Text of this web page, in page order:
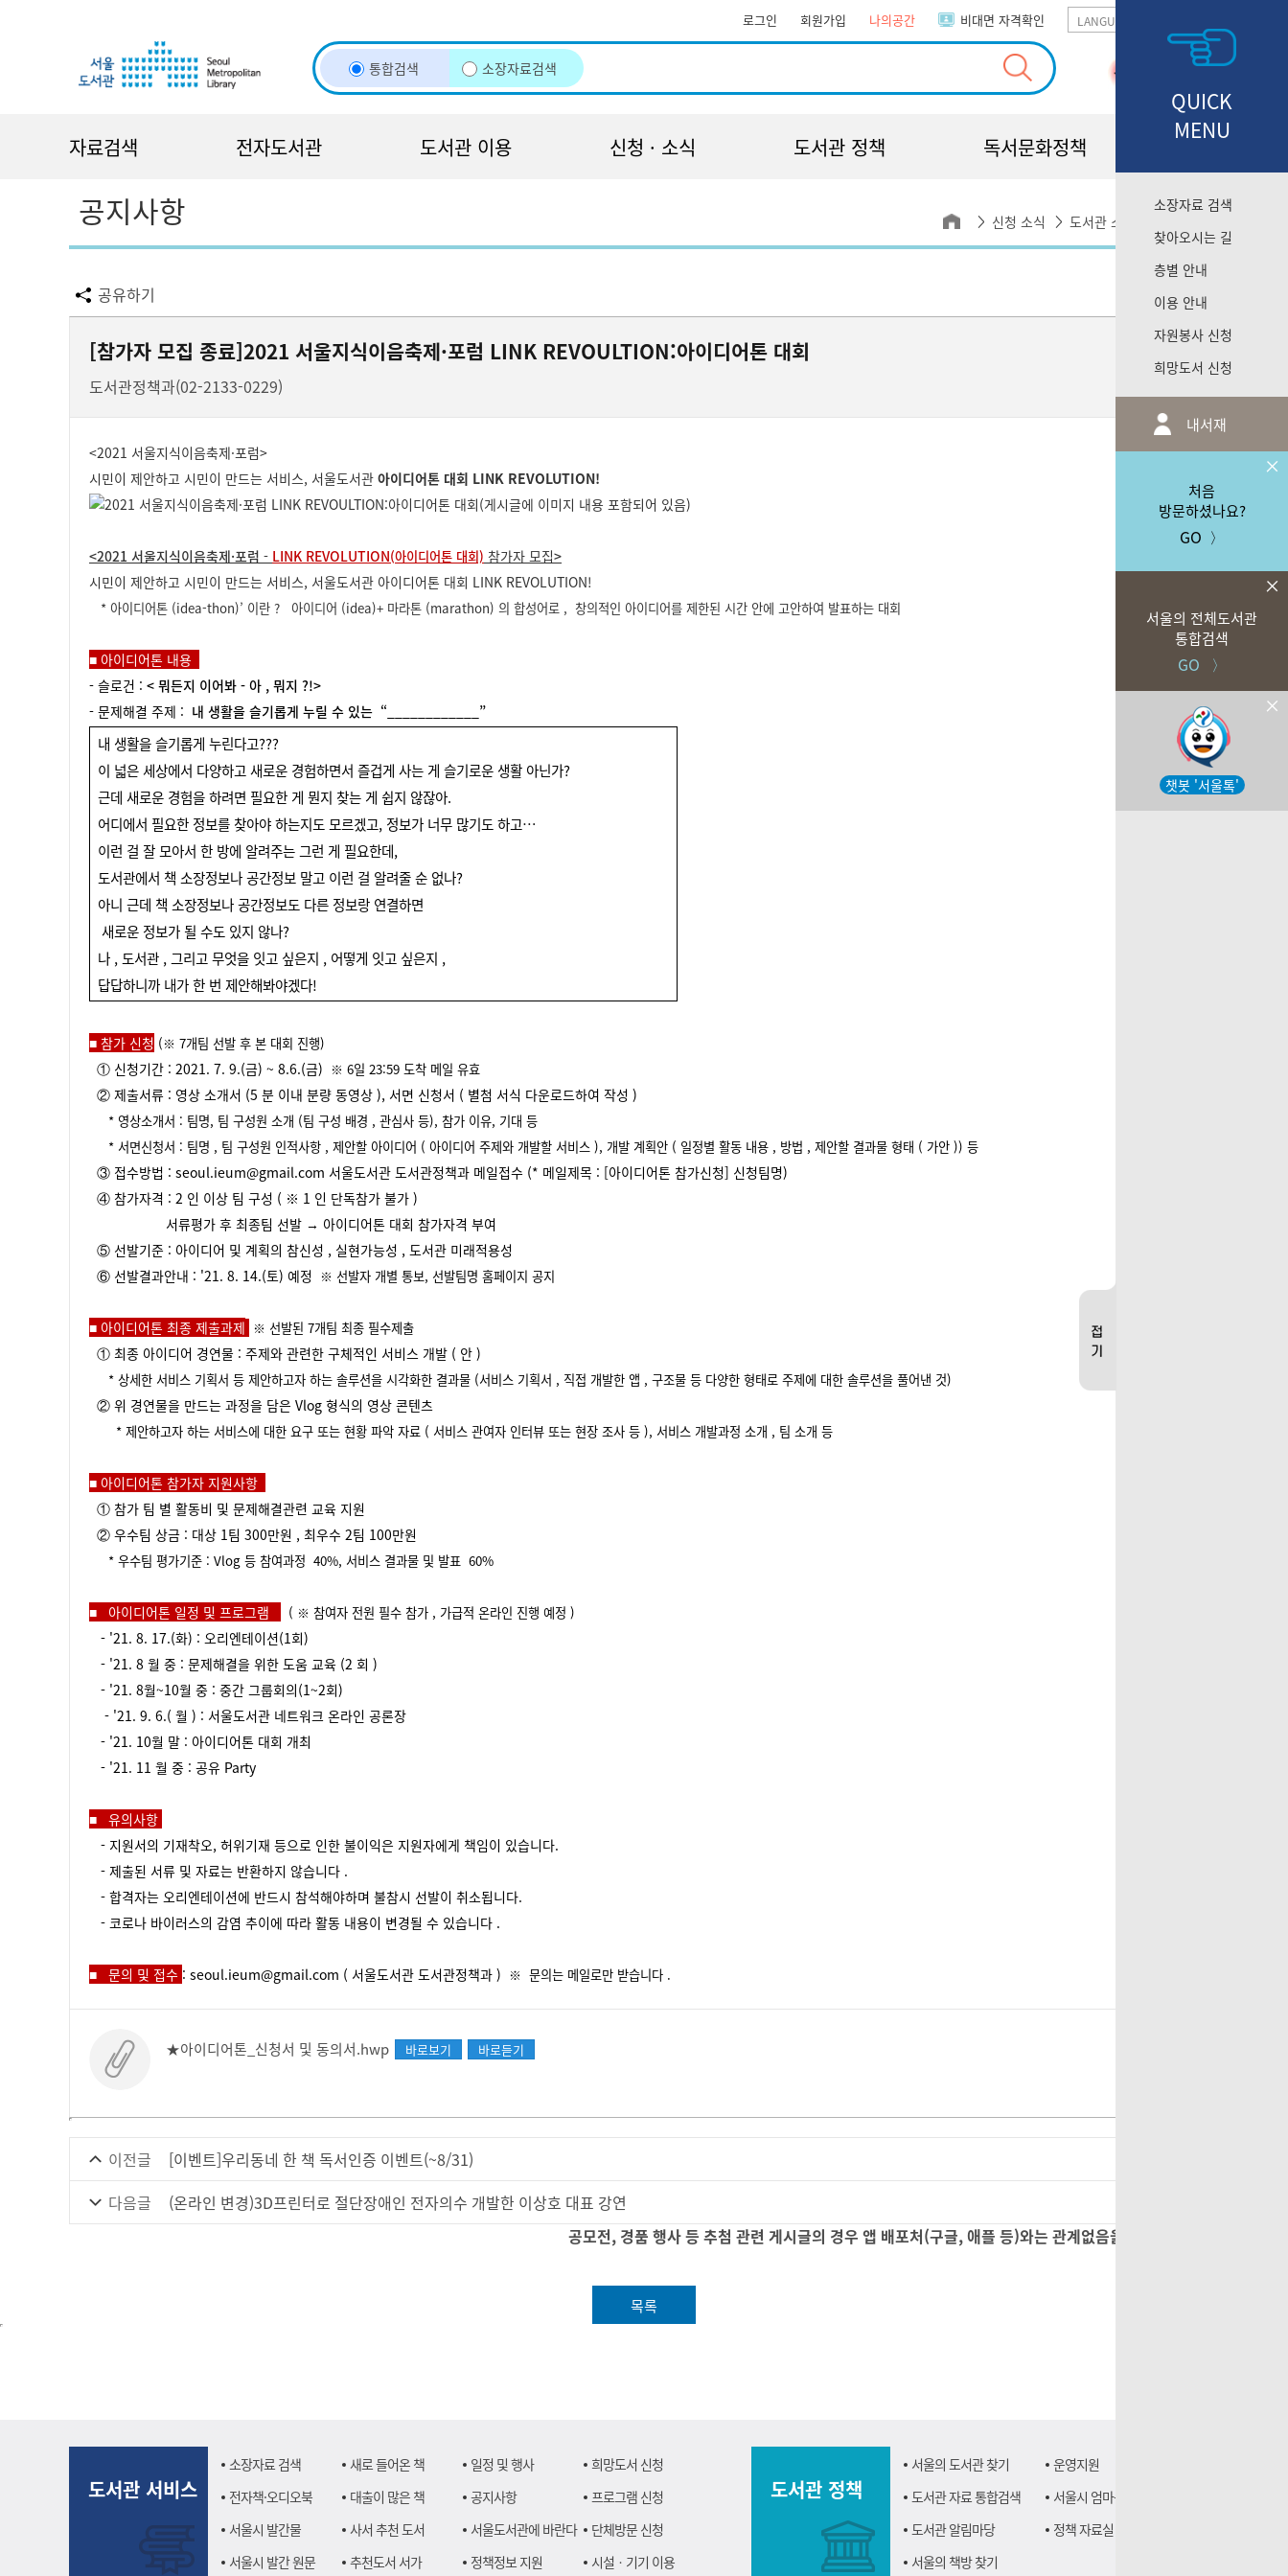
로그인 회원가입 나의공간 비대면 자격확인
통합검색 소장자료검색
자료검색 전자도서관 도서관 이용 신청 · 소식 도서관 정책 독서문화정책
공지사항 신청 소식 도서관 소식
공유하기
[참가자 모집 종료]2021 서울지식이음축제·포럼 LINK REVOULTION:아이디어톤 대회
2021-07-09
조회 9117
도서관정책과(02-2133-0229)
<2021 서울지식이음축제·포럼>
시민이 제안하고 시민이 만드는 서비스, 서울도서관 아이디어톤 대회 LINK REVOLUTION!
<2021 서울지식이음축제·포럼 - LINK REVOLUTION(아이디어톤 대회) 참가자 모집>
시민이 제안하고 시민이 만드는 서비스, 서울도서관 아이디어톤 대회 LINK REVOLUTION!
* 아이디어톤 (idea-thon)’ 이란 ? 아이디어 (idea)+ 마라톤 (marathon) 의 합성어로 , 창의적인 아이디어를 제한된 시간 안에 고안하여 발표하는 대회
■ 아이디어톤 내용
- 슬로건 : < 뭐든지 이어봐 - 아 , 뭐지 ?!>
- 문제해결 주제 : 내 생활을 슬기롭게 누릴 수 있는 “____________”
내 생활을 슬기롭게 누린다고???
이 넓은 세상에서 다양하고 새로운 경험하면서 즐겁게 사는 게 슬기로운 생활 아닌가?
근데 새로운 경험을 하려면 필요한 게 뭔지 찾는 게 쉽지 않잖아.
어디에서 필요한 정보를 찾아야 하는지도 모르겠고, 정보가 너무 많기도 하고…
이런 걸 잘 모아서 한 방에 알려주는 그런 게 필요한데,
도서관에서 책 소장정보나 공간정보 말고 이런 걸 알려줄 순 없나?
아니 근데 책 소장정보나 공간정보도 다른 정보랑 연결하면
새로운 정보가 될 수도 있지 않나?
나 , 도서관 , 그리고 무엇을 잇고 싶은지 , 어떻게 잇고 싶은지 ,
답답하니까 내가 한 번 제안해봐야겠다!
■ 참가 신청 (※ 7개팀 선발 후 본 대회 진행)
① 신청기간 : 2021. 7. 9.(금) ~ 8.6.(금) ※ 6일 23:59 도착 메일 유효
② 제출서류 : 영상 소개서 (5 분 이내 분량 동영상 ), 서면 신청서 ( 별첨 서식 다운로드하여 작성 )
* 영상소개서 : 팀명, 팀 구성원 소개 (팀 구성 배경 , 관심사 등), 참가 이유, 기대 등
* 서면신청서 : 팀명 , 팀 구성원 인적사항 , 제안할 아이디어 ( 아이디어 주제와 개발할 서비스 ), 개발 계획안 ( 일정별 활동 내용 , 방법 , 제안할 결과물 형태 ( 가안 )) 등
③ 접수방법 : seoul.ieum@gmail.com 서울도서관 도서관정책과 메일접수 (* 메일제목 : [아이디어톤 참가신청] 신청팀명)
④ 참가자격 : 2 인 이상 팀 구성 ( ※ 1 인 단독참가 불가 )
서류평가 후 최종팀 선발 → 아이디어톤 대회 참가자격 부여
⑤ 선발기준 : 아이디어 및 계획의 참신성 , 실현가능성 , 도서관 미래적용성
⑥ 선발결과안내 : '21. 8. 14.(토) 예정 ※ 선발자 개별 통보, 선발팀명 홈페이지 공지
■ 아이디어톤 최종 제출과제 ※ 선발된 7개팀 최종 필수제출
① 최종 아이디어 경연물 : 주제와 관련한 구체적인 서비스 개발 ( 안 )
* 상세한 서비스 기획서 등 제안하고자 하는 솔루션을 시각화한 결과물 (서비스 기획서 , 직접 개발한 앱 , 구조물 등 다양한 형태로 주제에 대한 솔루션을 풀어낸 것)
② 위 경연물을 만드는 과정을 담은 Vlog 형식의 영상 콘텐츠
* 제안하고자 하는 서비스에 대한 요구 또는 현황 파악 자료 ( 서비스 관여자 인터뷰 또는 현장 조사 등 ), 서비스 개발과정 소개 , 팀 소개 등
■ 아이디어톤 참가자 지원사항
① 참가 팀 별 활동비 및 문제해결관련 교육 지원
② 우수팀 상금 : 대상 1팀 300만원 , 최우수 2팀 100만원
* 우수팀 평가기준 : Vlog 등 참여과정 40%, 서비스 결과물 및 발표 60%
■ 아이디어톤 일정 및 프로그램 ( ※ 참여자 전원 필수 참가 , 가급적 온라인 진행 예정 )
- '21. 8. 17.(화) : 오리엔테이션(1회)
- '21. 8 월 중 : 문제해결을 위한 도움 교육 (2 회 )
- '21. 8월~10월 중 : 중간 그룹회의(1~2회)
- '21. 9. 6.( 월 ) : 서울도서관 네트워크 온라인 공론장
- '21. 10월 말 : 아이디어톤 대회 개최
- '21. 11 월 중 : 공유 Party
■ 유의사항
- 지원서의 기재착오, 허위기재 등으로 인한 불이익은 지원자에게 책임이 있습니다.
- 제출된 서류 및 자료는 반환하지 않습니다 .
- 합격자는 오리엔테이션에 반드시 참석해야하며 불참시 선발이 취소됩니다.
- 코로나 바이러스의 감염 추이에 따라 활동 내용이 변경될 수 있습니다 .
■ 문의 및 접수 : seoul.ieum@gmail.com ( 서울도서관 도서관정책과 ) ※ 문의는 메일로만 받습니다 .
★아이디어톤_신청서 및 동의서.hwp 바로보기 바로듣기
이전글
[이벤트]우리동네 한 책 독서인증 이벤트(~8/31)
다음글
(온라인 변경)3D프린터로 절단장애인 전자의수 개발한 이상호 대표 강연
공모전, 경품 행사 등 추첨 관련 게시글의 경우 앱 배포처(구글, 애플 등)와는 관계없음을 안내드립니다.
목록
QUICK
MENU
소장자료 검색
찾아오시는 길
층별 안내
이용 안내
자원봉사 신청
희망도서 신청
내서재
처음
방문하셨나요?
GO 〉
서울의 전체도서관
통합검색
GO 〉
챗봇 '서울톡'
도서관 서비스
소장자료 검색 새로 들어온 책 일정 및 행사
희망도서 신청
전자책·오디오북
대출이 많은 책 공지사항
프로그램 신청
서울시 발간물
사서 추천 도서 서울도서관에 바란다
단체방문 신청
서울시 발간 원문
추천도서 서가 정책정보 지원 시설ㆍ기기 이용
도서관 정책
서울의 도서관 찾기
운영지원
도서관 자료 통합검색
서울시 엄마북돋움
도서관 알림마당
정책 자료실
서울의 책방 찾기